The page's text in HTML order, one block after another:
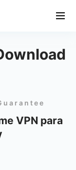
VPN para